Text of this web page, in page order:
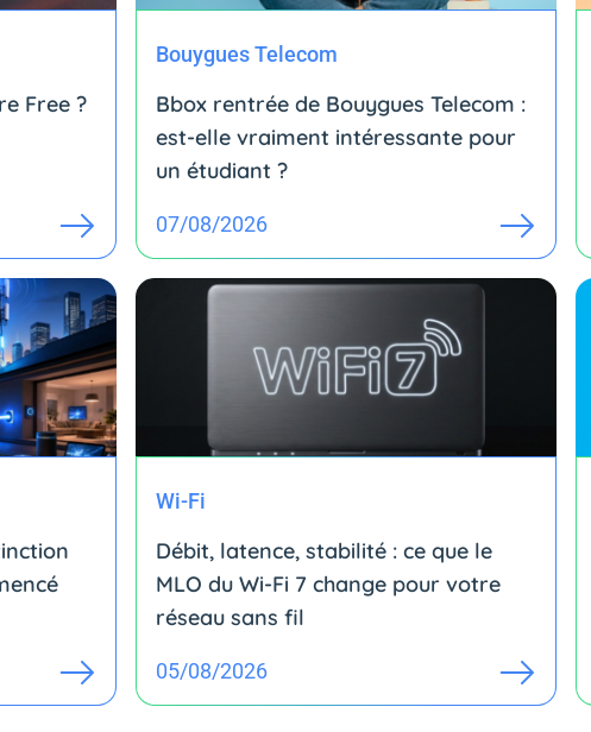
Free ?
Bouygues Telecom
Bbox rentrée de Bouygues Telecom :
est-elle vraiment intéressante pour
un étudiant ?
07/08/2026
Wi-Fi
Débit, latence, stabilité : ce que le
MLO du Wi-Fi 7 change pour votre
réseau sans fil
05/08/2026